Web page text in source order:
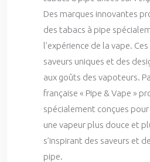
Des marques innovantes
des tabacs à pipe
l’expérience de la vape.
saveurs uniques et des
aux goûts des vapoteurs.
française « Pipe & Vape »
spécialement conçues
une vapeur plus douce et
s’inspirant des saveurs et
pipe.